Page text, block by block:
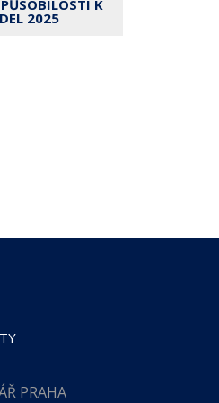
K
2025
PRAHA